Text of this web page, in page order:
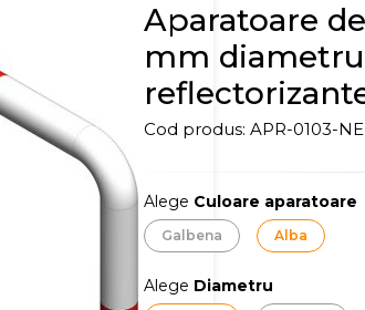
Aparatoare
mm
Cod produs: APR-0103-
Alege Culoare aparatoare
Galbena Alba
Alege Diametru